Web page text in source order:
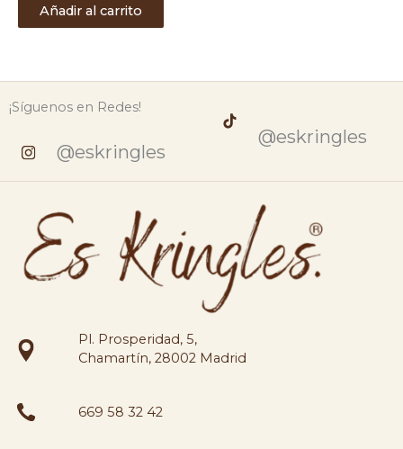
Añadir al carrito
¡Síguenos en Redes!
@eskringles
@eskringles
Pl. Prosperidad, 5,
Chamartín, 28002 Madrid
669 58 32 42